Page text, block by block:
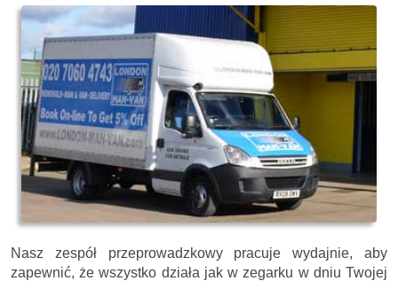
Nasz zespół przeprowadzkowy pracuje wydajnie, aby
zapewnić, że wszystko działa jak w zegarku w dniu Twojej